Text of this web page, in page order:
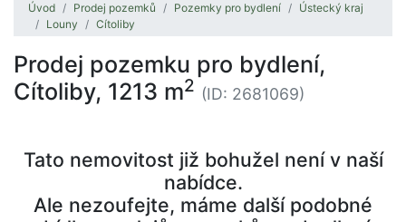
Úvod Prodej pozemků Pozemky pro bydlení
Ústecký kraj
Louny
Cítoliby
Prodej pozemku pro bydlení,
Cítoliby, 1213 m2 (ID: 2681069)
Tato nemovitost již bohužel není v naší
nabídce.
Ale nezoufejte, máme další podobné